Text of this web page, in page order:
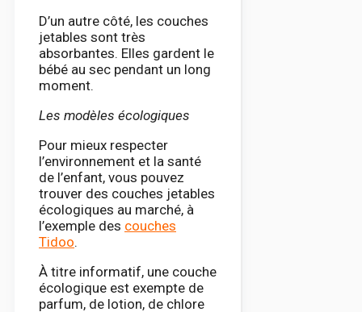
D’un autre côté, les couches
jetables sont très
absorbantes. Elles gardent le
bébé au sec pendant un long
moment.
Les modèles écologiques
Pour mieux respecter
l’environnement et la santé
de l’enfant, vous pouvez
trouver des couches jetables
écologiques au marché, à
l’exemple des couches
Tidoo.
À titre informatif, une couche
écologique est exempte de
parfum, de lotion, de chlore